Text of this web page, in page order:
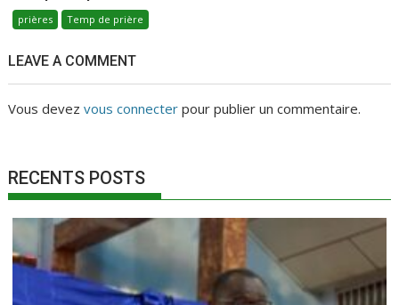
prières Temp de prière
LEAVE A COMMENT
Vous devezvous connecter pour publier un commentaire.
RECENTS POSTS